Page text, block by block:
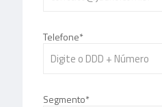
Telefone*
Segmento*